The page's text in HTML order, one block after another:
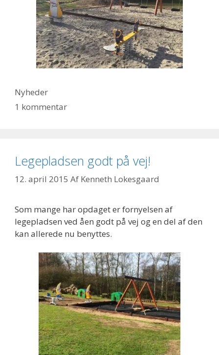
Kategorier
Nyheder
1 kommentar
Legepladsen godt på vej!
12. april 2015 Af Kenneth Lokesgaard
Som mange har opdaget er fornyelsen af
legepladsen ved åen godt på vej og en del af den
kan allerede nu benyttes.